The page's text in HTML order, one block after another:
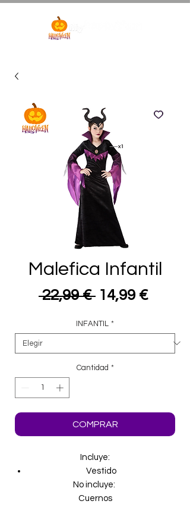
Malefica Infantil
22,99 € Precio
14,99 €Precio
oferta
INFANTIL *
Cantidad *
COMPRAR
Incluye:
Vestido
No incluye:
Cuernos